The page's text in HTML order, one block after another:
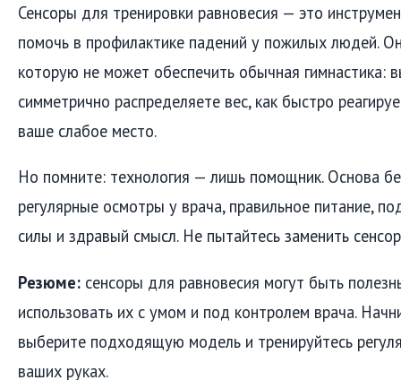
Сенсоры для тренировки равновесия — это
помочь в профилактике падений у пожилых людей.
которую не может обеспечить обычная гимнастика:
симметрично распределяете вес, как быстро
ваше слабое место.
Но помните: технология — лишь помощник. Основа
регулярные осмотры у врача, правильное питание,
силы и здравый смысл. Не пытайтесь заменить
Резюме: сенсоры для равновесия могут быть
использовать их с умом и под контролем врача.
выберите подходящую модель и тренируйтесь
ваших руках.